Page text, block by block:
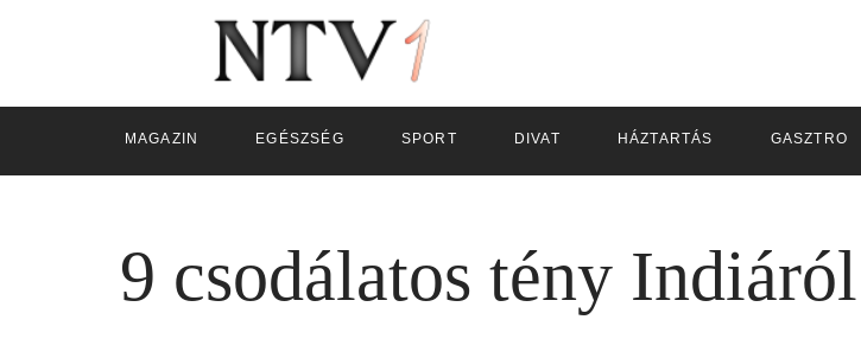
MAGAZIN EGÉSZSÉG SPORT DIVAT HÁZTARTÁS GASZTRO
9 csodálatos tény Indiáról